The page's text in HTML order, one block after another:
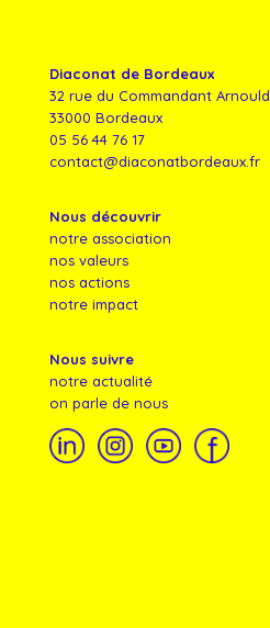
Diaconat de Bordeaux
32 rue du Commandant Arnould
33000 Bordeaux
05 56 44 76 17
contact@diaconatbordeaux.fr
Nous découvrir
notre association
nos valeurs
nos actions
notre impact
Nous suivre
notre actualité
on parle de nous